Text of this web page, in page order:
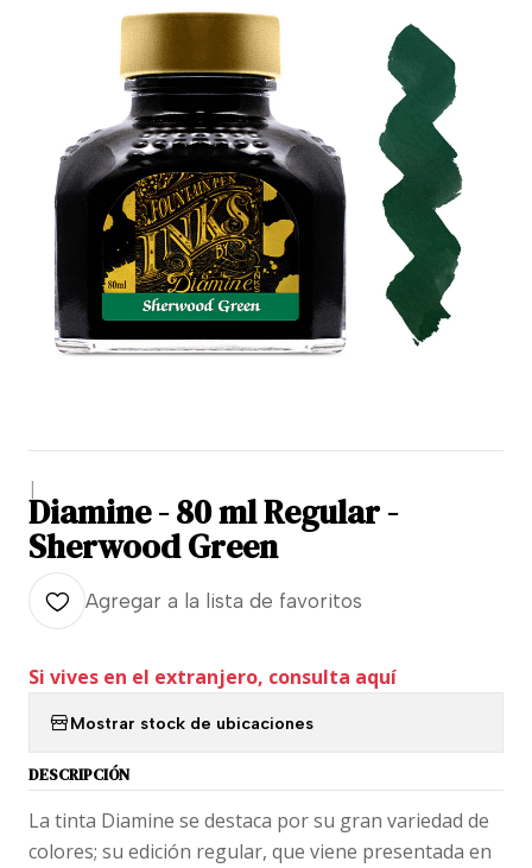
|
Diamine - 80 ml Regular -
Sherwood Green
Agregar a la lista de favoritos
Si vives en el extranjero, consulta aquí
Mostrar stock de ubicaciones
DESCRIPCIÓN
La tinta Diamine se destaca por su gran variedad de
colores; su edición regular, que viene presentada en